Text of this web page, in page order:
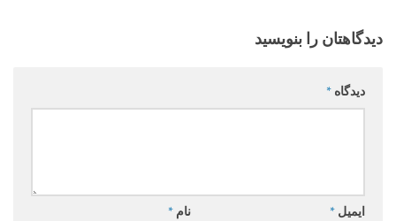
دیدگاهتان را بنویسید
دیدگاه *
نام * ایمیل *